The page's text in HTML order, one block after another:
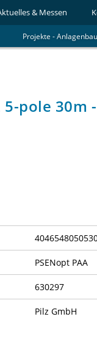
& Messen
Projekte - Anlagenbau
pole 30m
PSENopt PAA
630297
Pilz GmbH